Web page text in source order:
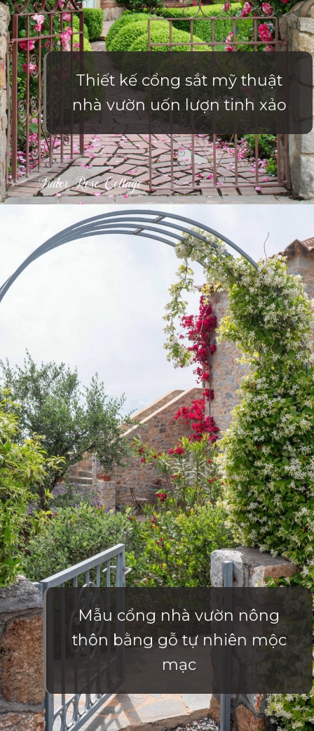
Thiết kế cổng sắt mỹ thuật
nhà vườn uốn lượn tinh xảo
Đang mởhttps://vietnamxua.edu.vn/cong-nha-vuon
Mẫu cổng nhà vườn nông
thôn bằng gỗ tự nhiên mộc
mạc